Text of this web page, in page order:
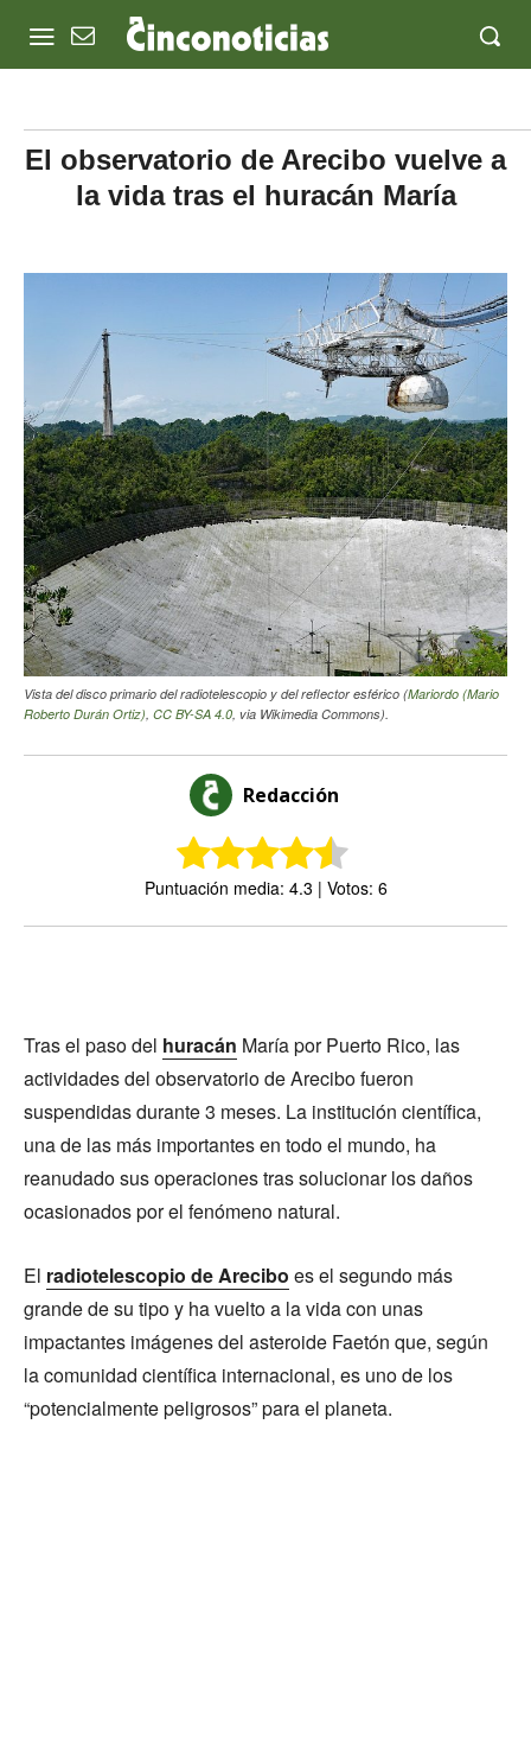
El observatorio de Arecibo vuelve a
la vida tras el huracán María
Vista del disco primario del radiotelescopio y del reflector esférico (Mariordo (Mario
Roberto Durán Ortiz), CC BY-SA 4.0, via Wikimedia Commons).
Redacción
Puntuación media: 4.3 | Votos: 6
Tras el paso del huracán María por Puerto Rico, las
actividades del observatorio de Arecibo fueron
suspendidas durante 3 meses. La institución científica,
una de las más importantes en todo el mundo, ha
reanudado sus operaciones tras solucionar los daños
ocasionados por el fenómeno natural.
El radiotelescopio de Arecibo es el segundo más
grande de su tipo y ha vuelto a la vida con unas
impactantes imágenes del asteroide Faetón que, según
la comunidad científica internacional, es uno de los
“potencialmente peligrosos” para el planeta.